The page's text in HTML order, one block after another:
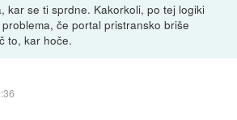
kar se ti sprdne. Kakorkoli, po tej logiki
če portal pristransko briše
to, kar hoče.